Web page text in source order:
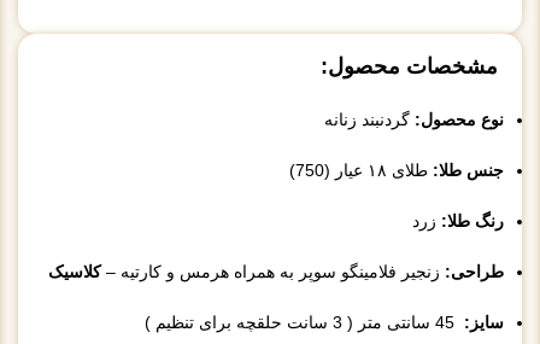
مشخصات محصول:
نوع محصول: گردنبند زنانه
جنس طلا: طلای ۱۸ عیار (750)
رنگ طلا: زرد
طراحی: زنجیر فلامینگو سوپر به همراه هرمس و کارتیه –کلاسیک
سایز: 45 سانتی متر ( 3 سانت حلقچه برای تنظیم )